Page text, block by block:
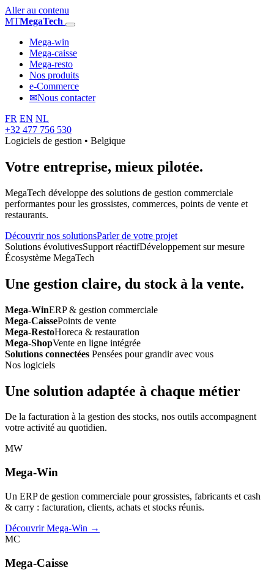
Aller au contenu
MTMegaTech
Mega-win
Mega-caisse
Mega-resto
Nos produits
e-Commerce
✉Nous contacter
FR EN NL
+32 477 756 530
Logiciels de gestion • Belgique
Votre entreprise, mieux pilotée.
MegaTech développe des solutions de gestion commerciale
performantes pour les grossistes, commerces, points de vente et
restaurants.
Découvrir nos solutionsParler de votre projet
Solutions évolutivesSupport réactifDéveloppement sur mesure
Écosystème MegaTech
Une gestion claire, du stock à la vente.
Mega-WinERP & gestion commerciale
Mega-CaissePoints de vente
Mega-RestoHoreca & restauration
Mega-ShopVente en ligne intégrée
Solutions connectées Pensées pour grandir avec vous
Nos logiciels
Une solution adaptée à chaque métier
De la facturation à la gestion des stocks, nos outils accompagnent
votre activité au quotidien.
MW
Mega-Win
Un ERP de gestion commerciale pour grossistes, fabricants et cash
& carry : facturation, clients, achats et stocks réunis.
Découvrir Mega-Win →
MC
Mega-Caisse